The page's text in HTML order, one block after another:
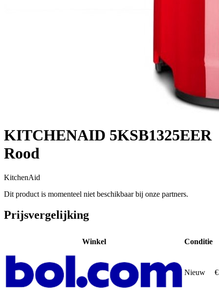
KITCHENAID 5KSB1325EER
Rood
KitchenAid
Dit product is momenteel niet beschikbaar bij onze partners.
Prijsvergelijking
Winkel Conditie
Nieuw